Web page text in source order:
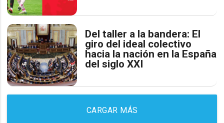
Del taller a la bandera: El
giro del ideal colectivo
hacia la nación en la España
del siglo XXI
CARGAR MÁS